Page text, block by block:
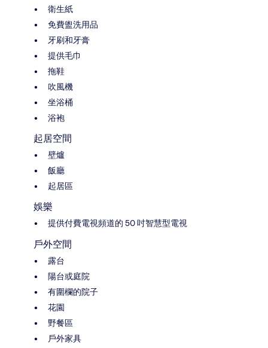
衛生紙
免費盥洗用品
牙刷和牙膏
提供毛巾
拖鞋
吹風機
坐浴桶
浴袍
起居空間
壁爐
飯廳
起居區
娛樂
提供付費電視頻道的 50 吋智慧型電視
戶外空間
露台
陽台或庭院
有圍欄的院子
花園
野餐區
戶外家具